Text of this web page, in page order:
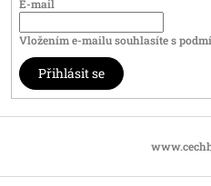
E-mail
Vložením e-mailu souhlasíte s
Přihlásit se